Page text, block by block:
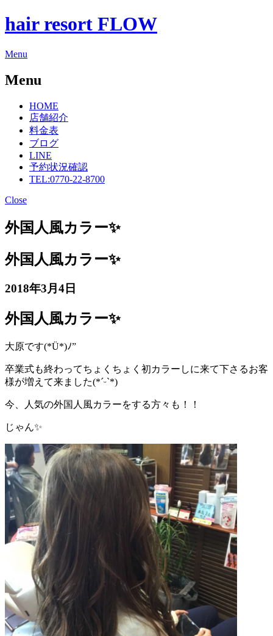
hair resort FLOW
Menu
Menu
HOME
店舗紹介
料金表
ブログ
LINE
予約状況確認
TEL:0770-22-8700
Close
外国人風カラー✨
外国人風カラー✨
2018年3月4日
外国人風カラー✨
大原です(*Ü*)ﾉ”
卒業式も終わってちょくちょく初カラーしに来て下さるお客
様が増えて来ました(*ˊᵕˋ*)
今、人気の外国人風カラーをする方々も！！
じゃん✨